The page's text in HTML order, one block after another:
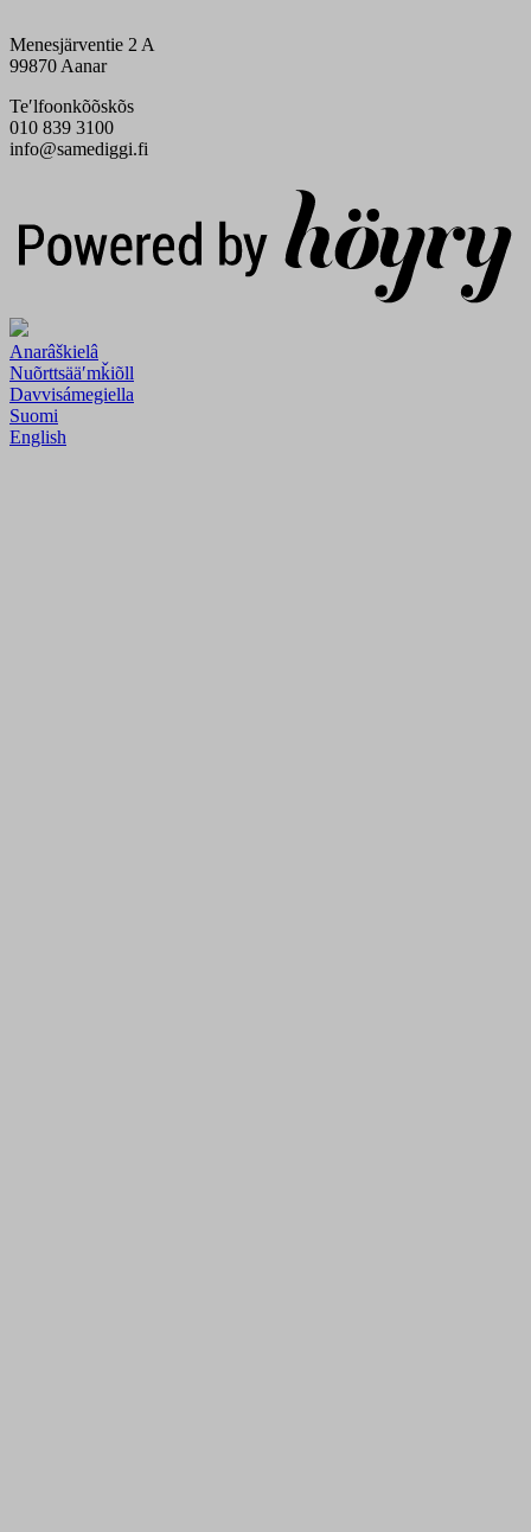
Menesjärventie 2 A
99870 Aanar
Teʹlfoonkõõskõs
010 839 3100
info@samediggi.fi
Anarâškielâ
Nuõrttsääʹmǩiõll
Davvisámegiella
Suomi
English